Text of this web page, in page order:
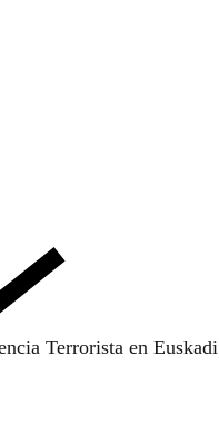
Terrorista en Euskadi